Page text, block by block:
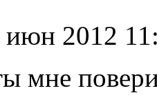
июн 2012
мне